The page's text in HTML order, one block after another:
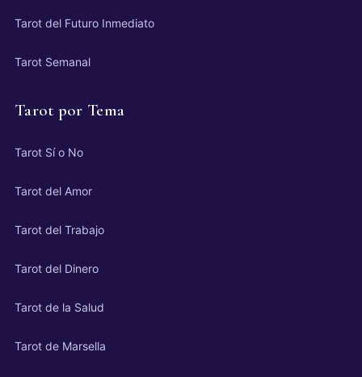
Tarot del Futuro Inmediato
Tarot Semanal
Tarot por Tema
Tarot Sí o No
Tarot del Amor
Tarot del Trabajo
Tarot del Dinero
Tarot de la Salud
Tarot de Marsella